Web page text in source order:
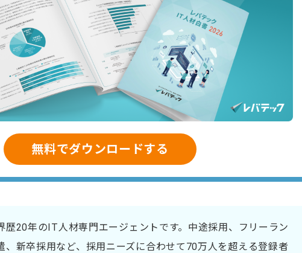
無料でダウンロードする
歴20年のIT人材専門エージェントです。中途採用、フリーラン
、新卒採用など、採用ニーズに合わせて70万人を超える登録者